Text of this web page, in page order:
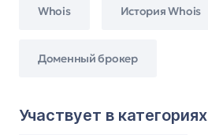
Whois История Whois
Доменный брокер
Участвует в категориях